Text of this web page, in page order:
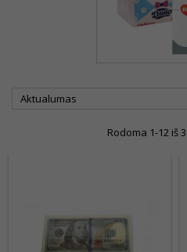
Aktualumas
Rodoma 1-12 iš